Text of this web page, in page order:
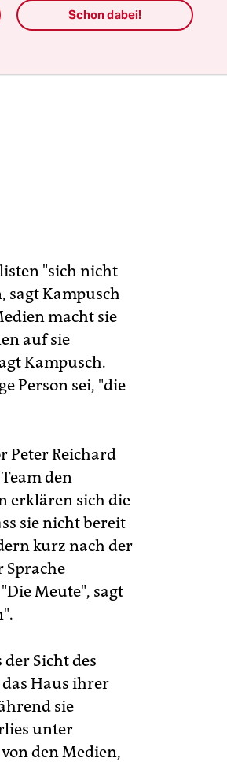
"sich nicht
sagt Kampusch
macht sie
auf sie
Kampusch.
Person sei, "die
Peter Reichard
den
erklären sich die
sie nicht bereit
kurz nach der
Sprache
Meute", sagt
Sicht des
Haus ihrer
sie
unter
den Medien,
Schon dabei!